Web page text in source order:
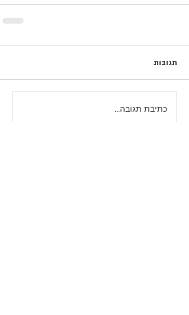
תגובות
כתיבת תגובה...